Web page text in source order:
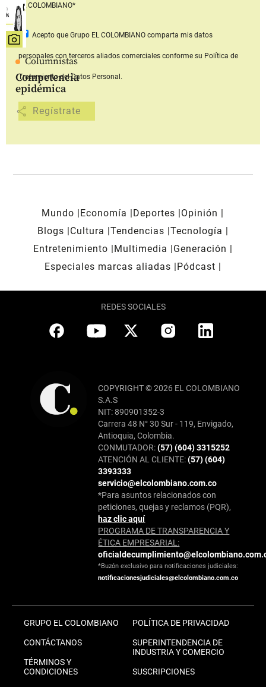
Columnistas
Competencia
epidémica
share
EL COLOMBIANO*
Acepto que Grupo EL COLOMBIANOcomparta mis datos
personales con terceros aliados comerciales conforme su Política de
Tratamiento del Datos Personal.
Mundo Economía Deportes
Opinión
Blogs
Cultura Tendencias Tecnología
Entretenimiento
Multimedia
Generación
Especiales marcas aliadas
Pódcast
REDES SOCIALES
COPYRIGHT © 2026 EL COLOMBIANO
S.A.S
NIT: 890901352-3
Carrera 48 N° 30 Sur - 119, Envigado,
Antioquia, Colombia.
CONMUTADOR:(57) (604) 3315252
ATENCIÓN AL CLIENTE:(57) (604)
3393333
servicio@elcolombiano.com.co
*Para asuntos relacionados con
peticiones, quejas y reclamos (PQR),
haz clic aquí
PROGRAMA DE TRANSPARENCIA Y
ÉTICA EMPRESARIAL:
*Buzón exclusivo para notificaciones judiciales:
notificacionesjudiciales@elcolombiano.com.co
GRUPO EL COLOMBIANO
CONTÁCTANOS
TÉRMINOS Y
CONDICIONES
POLÍTICA DE PRIVACIDAD
SUPERINTENDENCIA DE
INDUSTRIA Y COMERCIO
SUSCRIPCIONES